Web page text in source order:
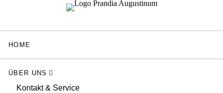
HOME
ÜBER UNS
Kontakt & Service